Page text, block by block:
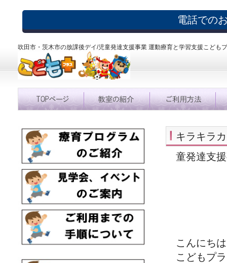
電話での
吹田市・茨木市の放課後デイ/児童発達支援事業 運動療育と学習支援こども
キラキラ
童発達支
こんにち
こどもプ